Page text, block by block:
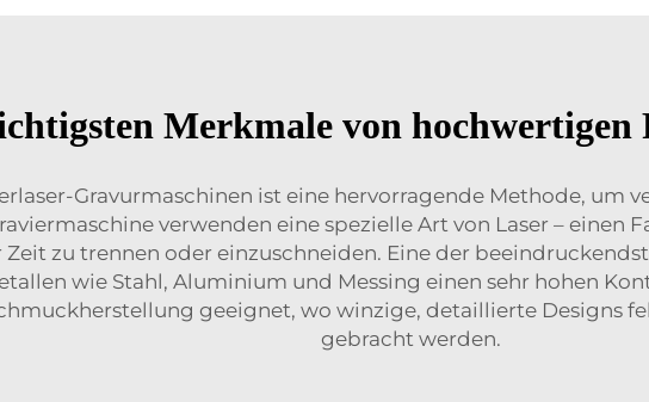
Merkmale von
Gravurmaschinen ist eine hervorragende Methode, um
verwenden eine spezielle Art von Laser – einen
zu trennen oder einzuschneiden. Eine der
wie Stahl, Aluminium und Messing einen sehr hohen
geeignet, wo winzige, detaillierte Designs
gebracht werden.